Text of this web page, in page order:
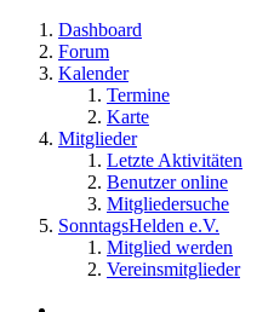
Dashboard
Forum
Kalender
Termine
Karte
Mitglieder
Letzte Aktivitäten
Benutzer online
Mitgliedersuche
SonntagsHelden e.V.
Mitglied werden
Vereinsmitglieder